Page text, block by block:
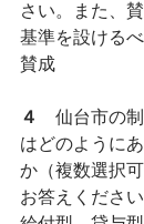
さい。また、
基準を設ける
賛成　　　　
４
仙台市の制
はどのように
か（複数選択
お答えください